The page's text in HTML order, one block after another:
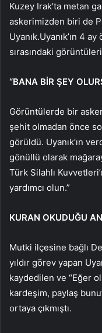
Kuzey Irak’ta metan
askerimizden biri de
Uyanık.Uyanık’ın 4
sırasındaki
“BANA BİR ŞEY
Görüntülerde bir
şehit olmadan önce
görüldü. Uyanık’ın
gönüllü olarak
Türk Silahlı
yardımcı olun.”
KURAN OKUDUĞU
Mutki ilçesine bağlı
yıldır görev yapan
kaydedilen ve “Eğer
kardeşim, paylaş
ortaya çıkmıştı.